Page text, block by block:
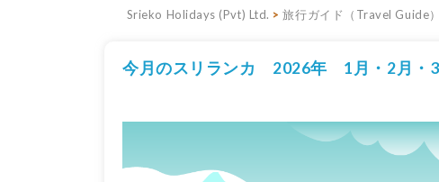
Srieko Holidays (Pvt) Ltd. >旅行ガイド（Travel Guide）
今月のスリランカ 2026年 1月・2月・3